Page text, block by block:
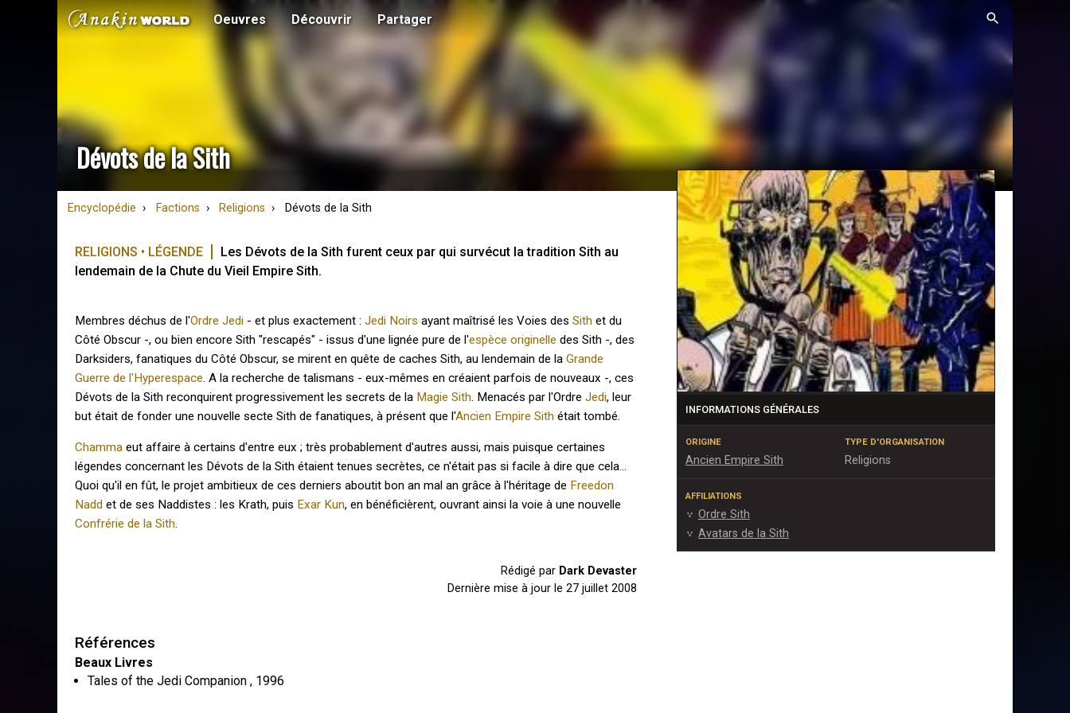
Oeuvres Découvrir Partager
Dévots de la Sith
Encyclopédie Factions Religions Dévots de la Sith
INFORMATIONS GÉNÉRALES
ORIGINE
Ancien Empire Sith
TYPE D'ORGANISATION
Religions
AFFILIATIONS
Ordre Sith
Avatars de la Sith
RELIGIONS • LÉGENDE
Les Dévots de la Sith furent ceux par qui survécut la tradition Sith au
lendemain de la Chute du Vieil Empire Sith.
Membres déchus de l'Ordre Jedi - et plus exactement :Jedi Noirs ayant maîtrisé les Voies desSith et du
Côté Obscur -, ou bien encore Sith "rescapés" - issus d'une lignée pure de l'espèce originelle des Sith -, des
Darksiders, fanatiques du Côté Obscur, se mirent en quête de caches Sith, au lendemain de laGrande
Guerre de l'Hyperespace . A la recherche de talismans - eux-mêmes en créaient parfois de nouveaux -, ces
Dévots de la Sith reconquirent progressivement les secrets de la Magie Sith . Menacés par l'OrdreJedi, leur
but était de fonder une nouvelle secte Sith de fanatiques, à présent que l'Ancien Empire Sith était tombé.
Chamma eut affaire à certains d'entre eux ; très probablement d'autres aussi, mais puisque certaines
légendes concernant les Dévots de la Sith étaient tenues secrètes, ce n'était pas si facile à dire que cela...
Quoi qu'il en fût, le projet ambitieux de ces derniers aboutit bon an mal an grâce à l'héritage de Freedon
Nadd et de ses Naddistes : les Krath, puis Exar Kun, en bénéficièrent, ouvrant ainsi la voie à une nouvelle
Confrérie de la Sith.
Rédigé par Dark Devaster
Dernière mise à jour le 27 juillet 2008
Références
Beaux Livres
Tales of the Jedi Companion, 1996